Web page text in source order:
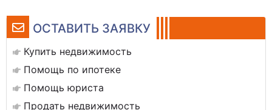
ОСТАВИТЬ ЗАЯВКУ
Купить недвижимость
Помощь по ипотеке
Помощь юриста
Продать недвижимость